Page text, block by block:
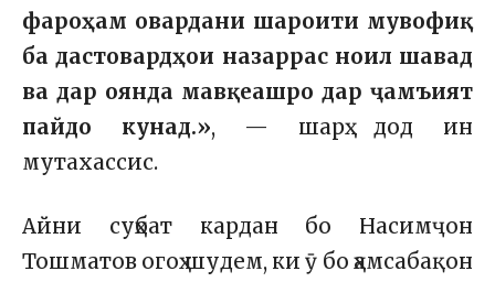
фароҳам овардани шароити мувофиқ
ба дастовардҳои назаррас ноил шавад
ва дар оянда мавқеашро дар ҷамъият
пайдо кунад.», — шарҳ дод ин
мутахассис.
Айни суҳбат кардан бо Насимҷон
Тошматов огоҳ шудем, ки ӯ бо ҳамсабақон